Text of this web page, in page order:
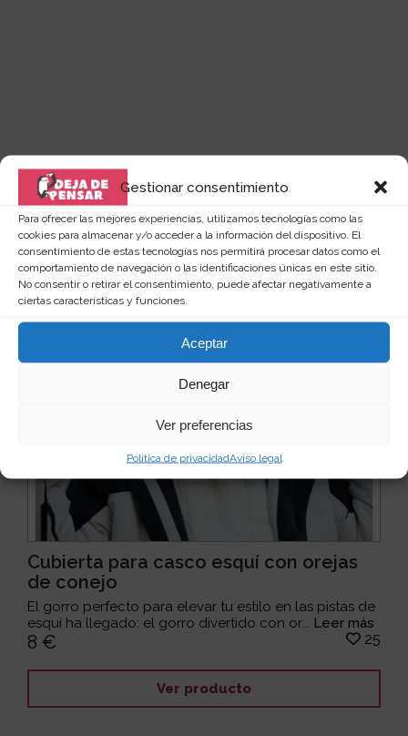
Gestionar consentimiento
Para ofrecer las mejores experiencias, utilizamos tecnologías como las
cookies para almacenar y/o acceder a la información del dispositivo. El
consentimiento de estas tecnologías nos permitirá procesar datos como el
comportamiento de navegación o las identificaciones únicas en este sitio.
No consentir o retirar el consentimiento, puede afectar negativamente a
ciertas características y funciones.
Aceptar
Denegar
Ver preferencias
Política de privacidadAviso legal
Quizás te puede interesar...
Cubierta para casco esquí con orejas
de conejo
El gorro perfecto para elevar tu estilo en las pistas de
esquí ha llegado: el gorro divertido con or... Leer más
8 € 25
Ver producto